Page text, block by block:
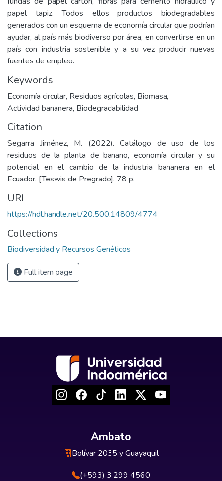
papel tapiz. Todos ellos productos biodegradables
generados con un esquema de economía circular que podrían
ayudar, al país más biodiverso por área, en convertirse en un
país con industria sostenible y a su vez producir nuevas
fuentes de empleo.
Keywords
Economía circular, Residuos agrícolas, Biomasa,
Actividad bananera, Biodegradabilidad
Citation
Segarra Jiménez, M. (2022). Catálogo de uso de los
residuos de la planta de banano, economía circular y su
potencial en el cambio de la industria bananera en el
Ecuador. [Teswis de Pregrado]. 78 p.
URI
https://hdl.handle.net/20.500.14809/4774
Collections
Biodiversidad y Recursos Genéticos
Full item page
Ambato
Bolívar 2035 y Guayaquil
(+593) 3 299 4560